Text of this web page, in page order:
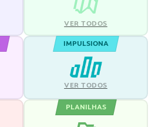
VER TODOS
IMPULSIONA
VER TODOS
PLANILHAS